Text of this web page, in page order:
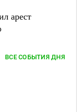
арест
ВСЕ СОБЫТИЯ ДНЯ